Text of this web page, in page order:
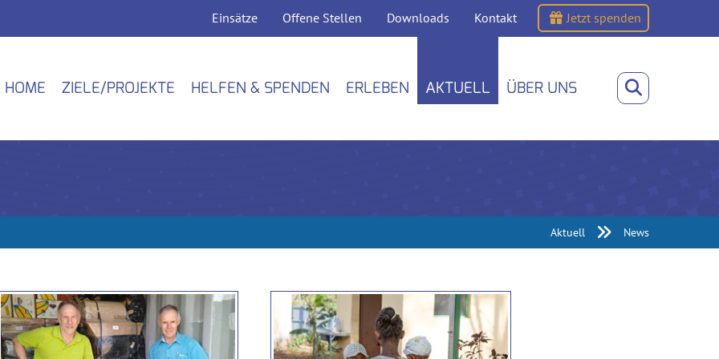
Einsätze Offene Stellen Downloads Kontakt Jetzt spenden
HOME ZIELE/PROJEKTE HELFEN & SPENDEN ERLEBEN AKTUELL ÜBER UNS
Aktuell News